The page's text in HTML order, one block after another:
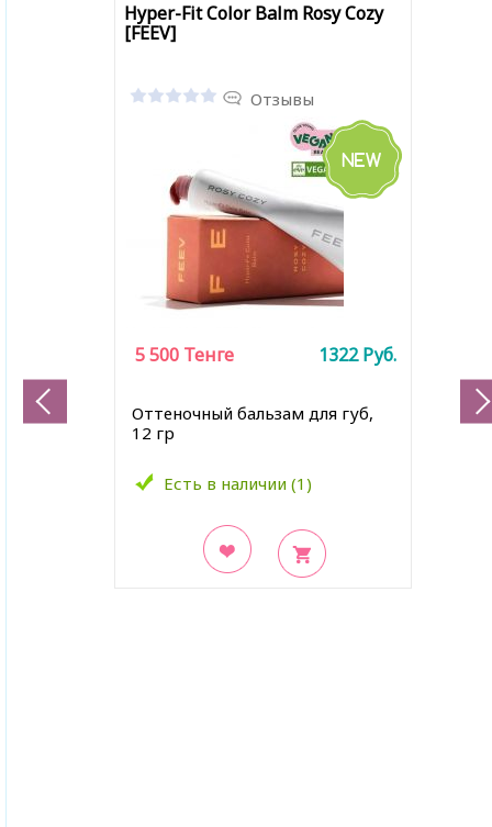
Hyper-Fit Color Balm Rosy Cozy
[FEEV]
Отзывы
Оттеночный бальзам для губ,
12 гр
Есть в наличии (1)
5 500 Тенге 1322Руб.